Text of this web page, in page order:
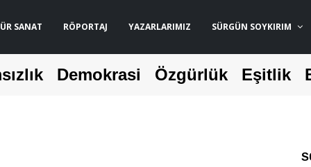
SANAT RÖPORTAJ YAZARLARIMIZ SÜRGÜN SOYKIRIM
Demokrasi Özgürlük Eşitlik